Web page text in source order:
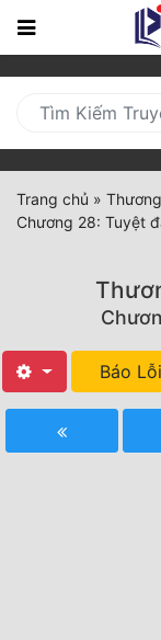
Trang
Mới
Cập
Nhật
(current)
Tất Cả
Hoàn Thành
Trang chủ »
Chương 28: Tuyệt
Báo Lỗi